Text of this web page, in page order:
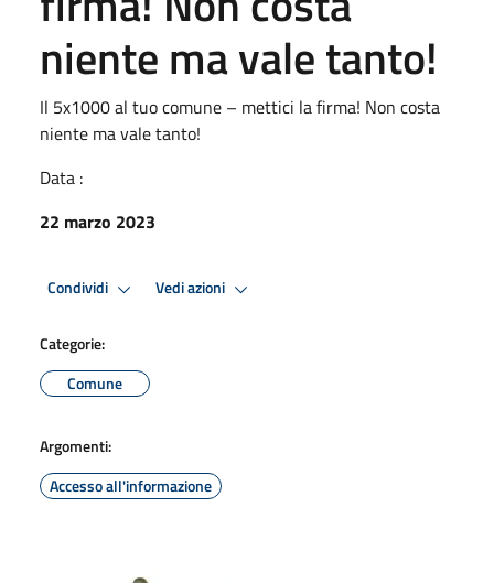
niente ma vale tanto!
Il 5x1000 al tuo comune – mettici la firma! Non costa
niente ma vale tanto!
Data :
22 marzo 2023
Condividi Vedi azioni
Categorie:
Comune
Argomenti:
Accesso all'informazione